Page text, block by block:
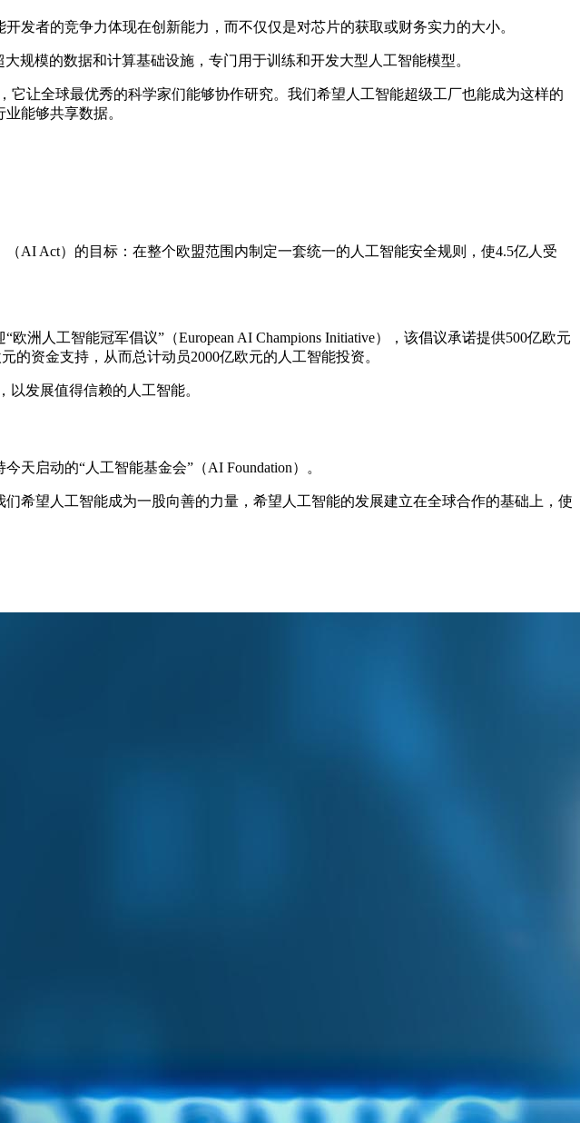
者的竞争力体现在创新能力，而不仅仅是对芯片的获取或财务实力的大小。
规模的数据和计算基础设施，专门用于训练和开发大型人工智能模型。
让全球最优秀的科学家们能够协作研究。我们希望人工智能超级工厂也能成为这样的
能够共享数据。
AI Act）的目标：在整个欧盟范围内制定一套统一的人工智能安全规则，使4.5亿人受
人工智能冠军倡议”（European AI Champions Initiative），该倡议承诺提供500亿欧元
的资金支持，从而总计动员2000亿欧元的人工智能投资。
发展值得信赖的人工智能。
天启动的“人工智能基金会”（AI Foundation）。
希望人工智能成为一股向善的力量，希望人工智能的发展建立在全球合作的基础上，使